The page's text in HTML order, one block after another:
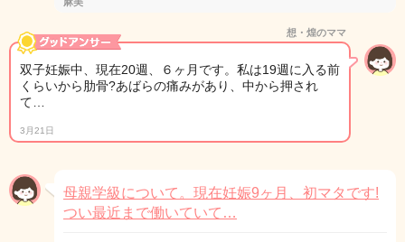
想・煌のママ
双子妊娠中、現在20週、６ヶ月です。私は19週に入る前
くらいから肋骨?あばらの痛みがあり、中から押され
て…
3月21日
母親学級について。現在妊娠9ヶ月、初マタです!
つい最近まで働いていて…